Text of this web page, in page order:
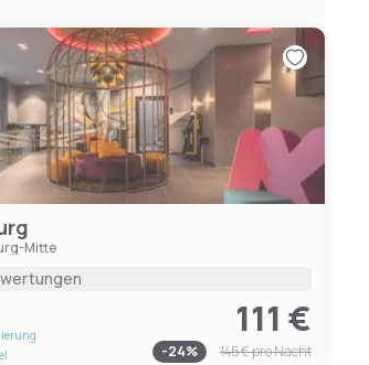
Mitte
111 €
-24% 145 €pro Nacht